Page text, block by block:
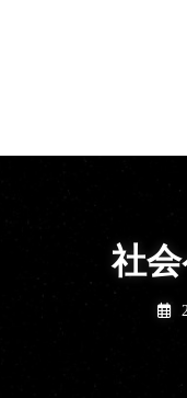
社